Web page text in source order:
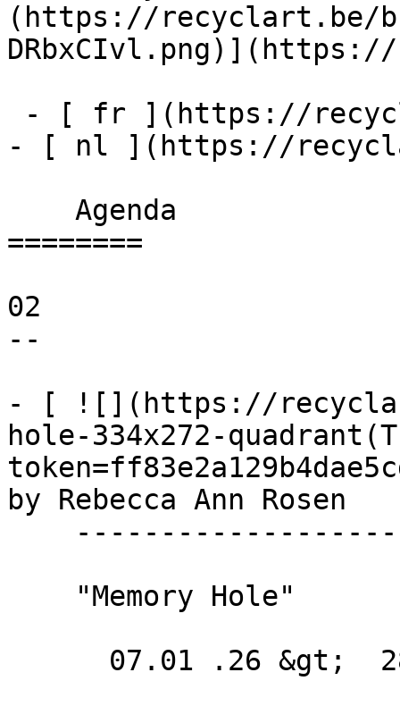
(https://recyclart.be/
- [ nl ](https://
========
02
--
- [ ![](https://
hole-334x272-
by Rebecca Ann Rosen